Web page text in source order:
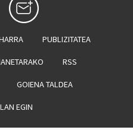
PUBLIZITATEA
RSS
GOIENA TALDEA
EGIN